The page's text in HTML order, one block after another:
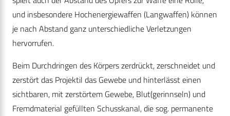
und insbesondere Hochenergiewaffen (Langwaffen) können
je nach Abstand ganz unterschiedliche Verletzungen
hervorrufen.
Beim Durchdringen des Körpers zerdrückt, zerschneidet und
zerstört das Projektil das Gewebe und hinterlässt einen
sichtbaren, mit zerstörtem Gewebe, Blut(gerinnseln) und
Fremdmaterial gefüllten Schusskanal, die sog. permanente